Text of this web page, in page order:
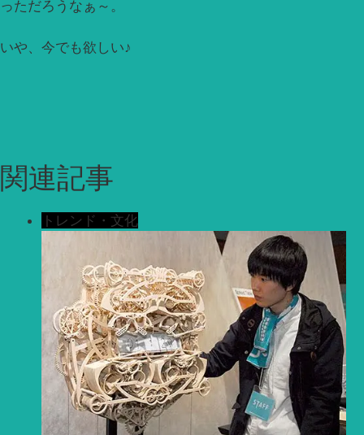
っただろうなぁ～。
いや、今でも欲しい♪
関連記事
トレンド・文化